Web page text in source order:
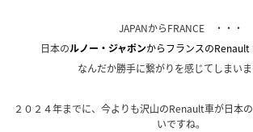
JAPANからFRANCE ・・・
日本のルノー・ジャポンからフランスのRenault
なんだか勝手に繋がりを感じてしまい
２０２４年までに、今よりも沢山のRenault車が日本
いですね。